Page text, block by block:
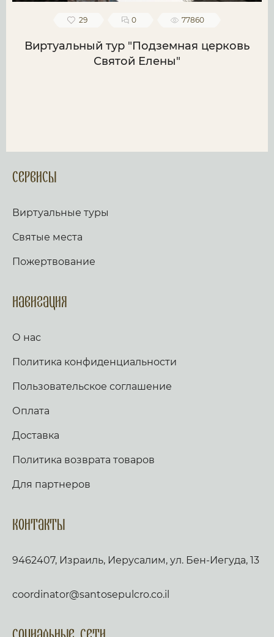
29 0 77860
Виртуальный тур "Подземная церковь
Святой Елены"
Сервисы
Виртуальные туры
Святые места
Пожертвование
Навигация
О нас
Политика конфиденциальности
Пользовательское соглашение
Оплата
Доставка
Политика возврата товаров
Для партнеров
Контакты
9462407, Израиль, Иерусалим, ул. Бен-Иегуда, 13
coordinator@santosepulcro.co.il